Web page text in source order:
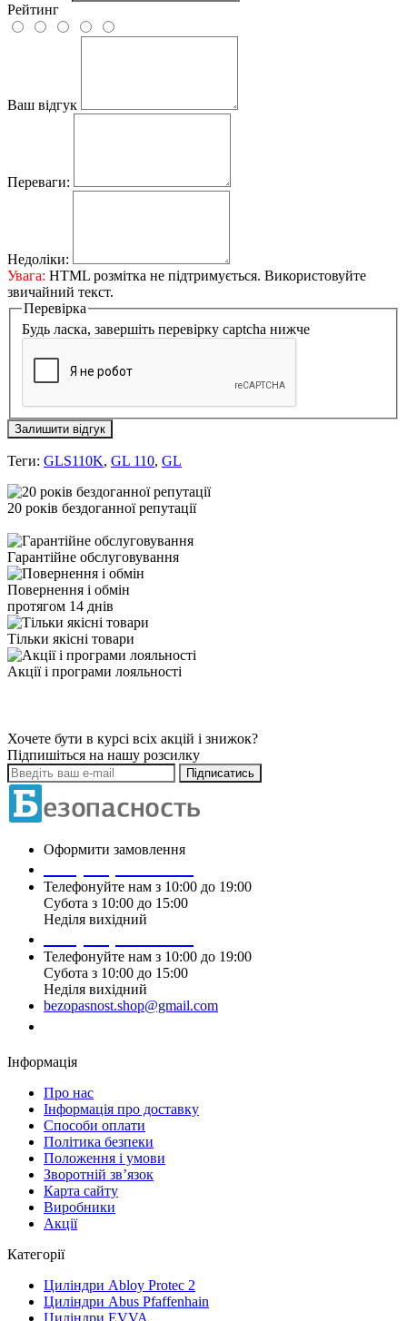
Рейтинг
Ваш відгук
Переваги:
Недоліки:
Увага: HTML розмітка не підтримується. Використовуйте
звичайний текст.
Перевірка
Будь ласка, завершіть перевірку captcha нижче
Залишити відгук
Теги: GLS110K, GL 110, GL
20 років бездоганної репутації
Гарантійне обслуговування
Повернення і обмін
протягом 14 днів
Тільки якісні товари
Акції і програми лояльності
Хочете бути в курсі всіх акцій і знижок?
Підпишіться на нашу розсилку
Підписатись
Оформити замовлення
Телефонуйте нам з 10:00 до 19:00
Субота з 10:00 до 15:00
Неділя вихідний
Телефонуйте нам з 10:00 до 19:00
Субота з 10:00 до 15:00
Неділя вихідний
bezopasnost.shop@gmail.com
Інформація
Про нас
Iнформація про доставку
Способи оплати
Політика безпеки
Положення і умови
Зворотній зв’язок
Карта сайту
Виробники
Акції
Категорії
Циліндри Abloy Protec 2
Циліндри Abus Pfaffenhain